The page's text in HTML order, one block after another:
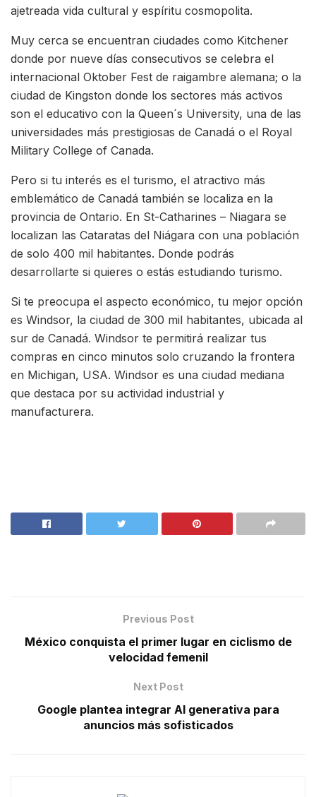
ajetreada vida cultural y espíritu cosmopolita.
Muy cerca se encuentran ciudades como Kitchener
donde por nueve días consecutivos se celebra el
internacional Oktober Fest de raigambre alemana; o la
ciudad de Kingston donde los sectores más activos
son el educativo con la Queen´s University, una de las
universidades más prestigiosas de Canadá o el Royal
Military College of Canada.
Pero si tu interés es el turismo, el atractivo más
emblemático de Canadá también se localiza en la
provincia de Ontario. En St-Catharines – Niagara se
localizan las Cataratas del Niágara con una población
de solo 400 mil habitantes. Donde podrás
desarrollarte si quieres o estás estudiando turismo.
Si te preocupa el aspecto económico, tu mejor opción
es Windsor, la ciudad de 300 mil habitantes, ubicada al
sur de Canadá. Windsor te permitirá realizar tus
compras en cinco minutos solo cruzando la frontera
en Michigan, USA. Windsor es una ciudad mediana
que destaca por su actividad industrial y
manufacturera.
Previous Post
México conquista el primer lugar en ciclismo de
velocidad femenil
Next Post
Google plantea integrar AI generativa para
anuncios más sofisticados